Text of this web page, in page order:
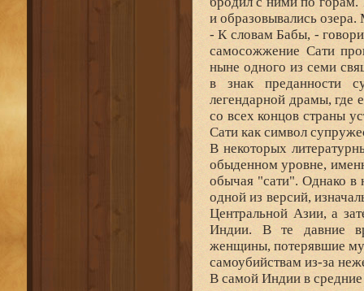
и образовывались
- К словам Бабы, -
самосожжение Сати
ныне одного из семи
в знак преданности
легендарной драмы, где
со всех концов страны
Сати как символ
В некоторых
обыденном уровне,
обычая "сати". Однако в
одной из версий,
Центральной Азии, а
Индии. В те давние
женщины, потерявшие
самоубийствам из-за
В самой Индии в